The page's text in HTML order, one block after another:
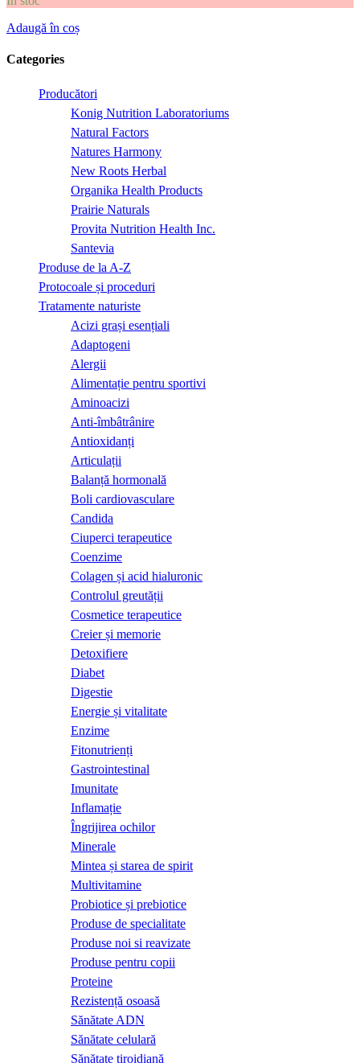
Adaugă în coș
Categories
Producători
Konig Nutrition Laboratoriums
Natural Factors
Natures Harmony
New Roots Herbal
Organika Health Products
Prairie Naturals
Provita Nutrition Health Inc.
Santevia
Produse de la A-Z
Protocoale și proceduri
Tratamente naturiste
Acizi grași esențiali
Adaptogeni
Alergii
Alimentație pentru sportivi
Aminoacizi
Anti-îmbâtrânire
Antioxidanți
Articulații
Balanță hormonală
Boli cardiovasculare
Candida
Ciuperci terapeutice
Coenzime
Colagen și acid hialuronic
Controlul greutății
Cosmetice terapeutice
Creier și memorie
Detoxifiere
Diabet
Digestie
Energie și vitalitate
Enzime
Fitonutrienți
Gastrointestinal
Imunitate
Inflamație
Îngrijirea ochilor
Minerale
Mintea și starea de spirit
Multivitamine
Probiotice și prebiotice
Produse de specialitate
Produse noi si reavizate
Produse pentru copii
Proteine
Rezistență osoasă
Sănătate ADN
Sănătate celulară
Sănătate tiroidiană